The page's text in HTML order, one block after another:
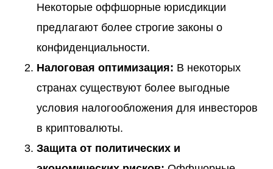
Некоторые оффшорные юрисдикции
предлагают более строгие законы о
конфиденциальности.
Налоговая оптимизация: В некоторых
странах существуют более выгодные
условия налогообложения для инвесторов
в криптовалюты.
Защита от политических и